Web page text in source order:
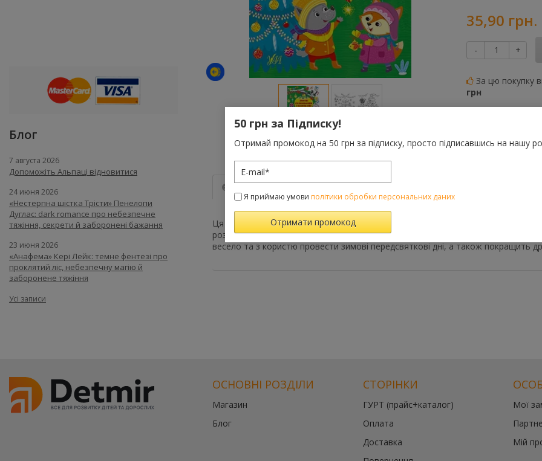
35,90 грн.
- +
За цю покупку
грн
Категорії:Дитячі
Опис Характеристики Відгуки
Ця серія створена для дітей, які полюбляють розфарбовувати й клеїти
розмальовки на зимову тематику, а також безліч наліпок, що допоможуть
весело та з користю провести зимові передсвяткові дні, а також покращить
Блог
7 августа 2026
Допоможіть Альпаці відновитися
24 июня 2026
«Нестерпна шістка Трісти» Пенелопи
Дуглас: dark romance про небезпечне
тяжіння, секрети й заборонені бажання
23 июня 2026
«Анафема» Кері Лейк: темне фентезі про
проклятий ліс, небезпечну магію й
заборонене тяжіння
Усі записи
ОСНОВНІ РОЗДІЛИ
Магазин
Блог
СТОРІНКИ
ГУРТ (прайс+каталог)
Оплата
Доставка
Мої
Мій
50 грн за Підписку!
Отримай промокод на 50 грн за підписку, просто підписавшись на нашу
Я приймаю умови політики обробки персональних даних